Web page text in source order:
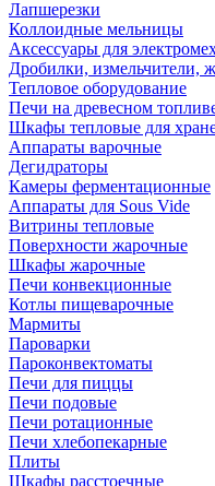
Лапшерезки
Коллоидные мельницы
Аксессуары для
Дробилки, измельчители,
Тепловое оборудование
Печи на древесном
Шкафы тепловые для
Аппараты варочные
Дегидраторы
Камеры ферментационные
Аппараты для Sous Vide
Витрины тепловые
Поверхности жарочные
Шкафы жарочные
Печи конвекционные
Котлы пищеварочные
Мармиты
Пароварки
Пароконвектоматы
Печи для пиццы
Печи подовые
Печи ротационные
Печи хлебопекарные
Плиты
Шкафы расстоечные